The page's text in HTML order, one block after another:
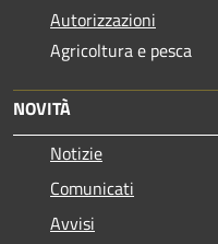
Autorizzazioni
Agricoltura e pesca
NOVITÀ
Notizie
Comunicati
Avvisi